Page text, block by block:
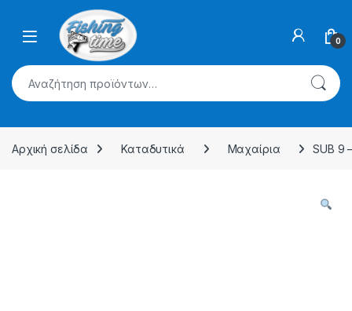
Skip to navigation
0
Αναζήτηση για:
Αρχική σελίδα Καταδυτικά Μαχαίρια SUB 9